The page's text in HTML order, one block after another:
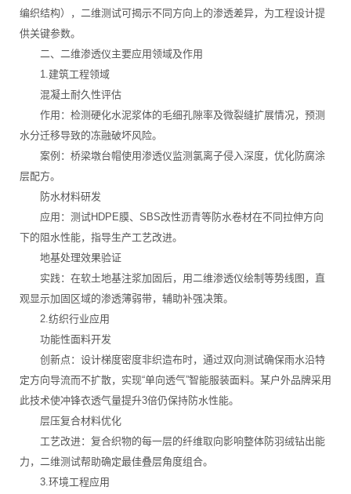
编织结构），二维测试可揭示不同方向上的渗透差异，为工程设计提
供关键参数。
二、二维渗透仪主要应用领域及作用
1.建筑工程领域
混凝土耐久性评估
作用：检测硬化水泥浆体的毛细孔隙率及微裂缝扩展情况，预测
水分迁移导致的冻融破坏风险。
案例：桥梁墩台帽使用渗透仪监测氯离子侵入深度，优化防腐涂
层配方。
防水材料研发
应用：测试HDPE膜、SBS改性沥青等防水卷材在不同拉伸方向
下的阻水性能，指导生产工艺改进。
地基处理效果验证
实践：在软土地基注浆加固后，用二维渗透仪绘制等势线图，直
观显示加固区域的渗透薄弱带，辅助补强决策。
2.纺织行业应用
功能性面料开发
创新点：设计梯度密度非织造布时，通过双向测试确保雨水沿特
定方向导流而不扩散，实现“单向透气”智能服装面料。某户外品牌采用
此技术使冲锋衣透气量提升3倍仍保持防水性能。
层压复合材料优化
工艺改进：复合织物的每一层的纤维取向影响整体防羽绒钻出能
力，二维测试帮助确定最佳叠层角度组合。
3.环境工程应用